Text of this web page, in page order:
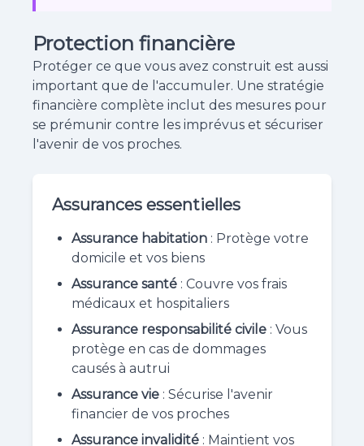
Protection financière
Protéger ce que vous avez construit est aussi
important que de l'accumuler. Une stratégie
financière complète inclut des mesures pour
se prémunir contre les imprévus et sécuriser
l'avenir de vos proches.
Assurances essentielles
Assurance habitation : Protège votre
domicile et vos biens
Assurance santé : Couvre vos frais
médicaux et hospitaliers
Assurance responsabilité civile : Vous
protège en cas de dommages
causés à autrui
Assurance vie : Sécurise l'avenir
financier de vos proches
Assurance invalidité : Maintient vos